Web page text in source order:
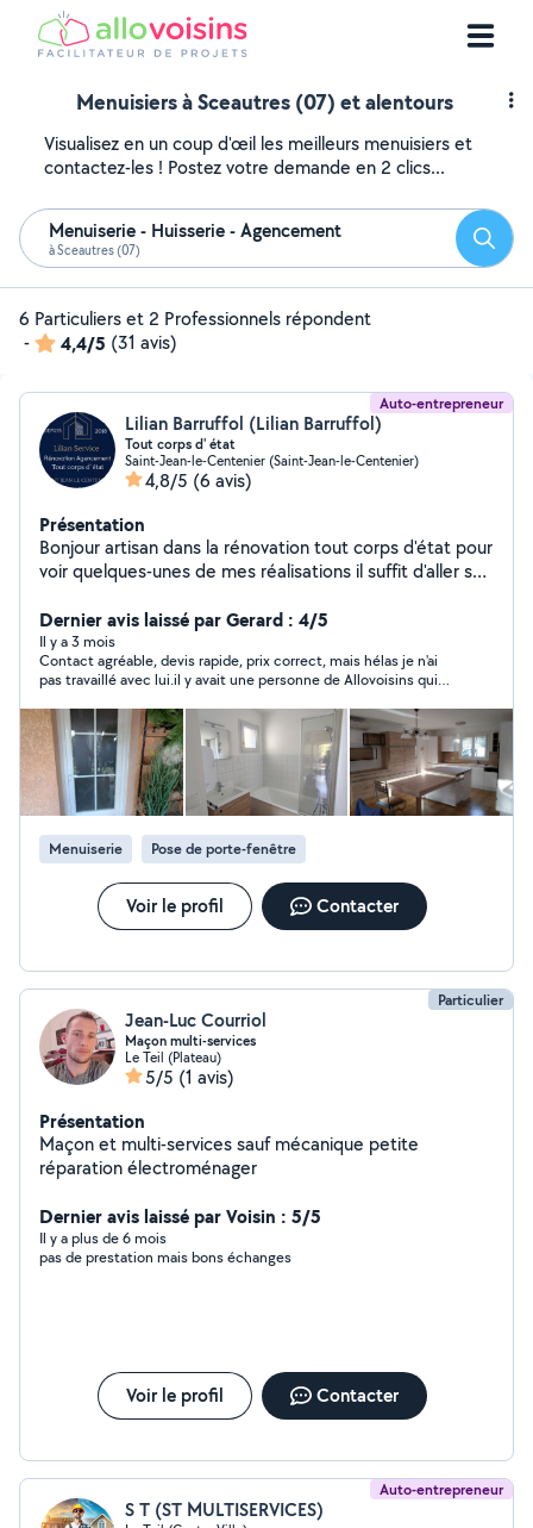
Menuisiers à Sceautres (07) et alentours
Visualisez en un coup d'œil les meilleurs menuisiers et
contactez-les ! Postez votre demande en 2 clics...
Menuiserie - Huisserie - Agencement
à Sceautres (07)
6 Particuliers et 2 Professionnels répondent
-
4,4/5 (31 avis)
Auto-entrepreneur
Lilian Barruffol (Lilian Barruffol)
Tout corps d' état
Saint-Jean-le-Centenier (Saint-Jean-le-Centenier)
4,8/5 (6 avis)
Présentation
Bonjour artisan dans la rénovation tout corps d'état pour
voir quelques-unes de mes réalisations il suffit d'aller sur
Dernier avis laissé par Gerard : 4/5
Il y a 3 mois
Contact agréable, devis rapide, prix correct, mais hélas je n'ai
pas travaillé avec lui.il y avait une personne de Allovoisins qui
Menuiserie Pose de porte-fenêtre
Voir le profil Contacter
Particulier
Jean-Luc Courriol
Maçon multi-services
Le Teil (Plateau)
5/5 (1 avis)
Présentation
Maçon et multi-services sauf mécanique petite
réparation électroménager
Dernier avis laissé par Voisin : 5/5
Il y a plus de 6 mois
pas de prestation mais bons échanges
Voir le profil Contacter
Auto-entrepreneur
S T (ST MULTISERVICES)